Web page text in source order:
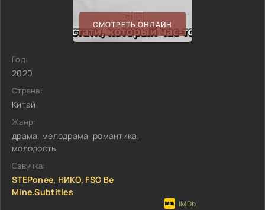
СМОТРЕТЬ ОНЛАЙН
Год:
2020
Страна:
Китай
Жанр:
драма, мелодрама, романтика,
молодость
Озвучка:
STEPonee, НИКО, FSG Be
Mine.Subtitles